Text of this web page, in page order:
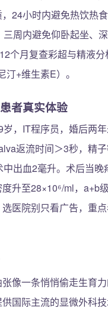
24小时内避免热饮热
三周内避免仰卧起坐、
个月复查彩超与精液
汀+维生素E）。
者真实体验
岁，IT程序员，婚后两
返流时间＞3秒，精
中出血2毫升。术后当
升至28×10⁶/ml，a+b
医院别只看广告，重
像一条悄悄偷走生育
国际主流的显微外科